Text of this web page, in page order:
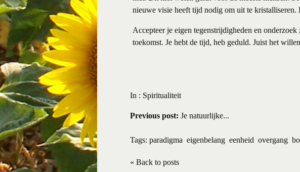
nieuwe visie heeft tijd nodig om uit te kristalliseren.
Accepteer je eigen tegenstrijdigheden en
toekomst. Je hebt de tijd, heb geduld. Juist het
In : Spiritualiteit
Previous post: Je natuurlijke...
Tags: paradigma eigenbelang eenheid overgang
« Back to posts